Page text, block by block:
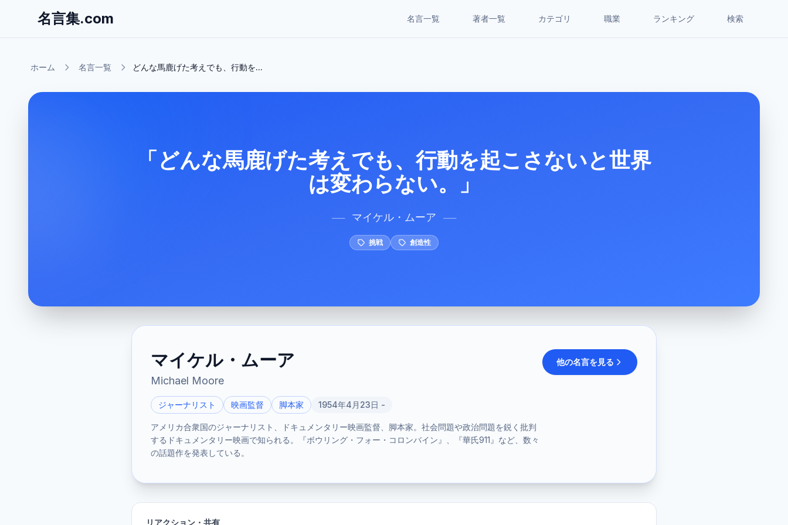
名言集.com 名言一覧 著者一覧 カテゴリ 職業 ランキング 検索
ホーム 名言一覧 どんな馬鹿げた考えでも、行動を...
「どんな馬鹿げた考えでも、行動を起こさないと世界
は変わらない。」
── マイケル・ムーア ──
挑戦 創造性
マイケル・ムーア
Michael Moore
ジャーナリスト 映画監督 脚本家 1954年4月23日 -
アメリカ合衆国のジャーナリスト、ドキュメンタリー映画監督、脚本家。社会問題や政治問題を鋭く批判
するドキュメンタリー映画で知られる。『ボウリング・フォー・コロンバイン』、『華氏911』など、数々
の話題作を発表している。
他の名言を見る
リアクション・共有